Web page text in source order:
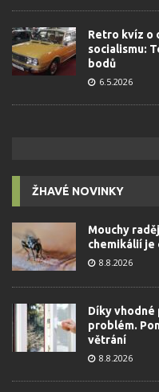
Retro kvíz o
socialismu:
bodů
6.5.2026
ŽHAVÉ NOVINKY
Mouchy
chemikálií je
8.8.2026
Díky
problém.
větrání
8.8.2026